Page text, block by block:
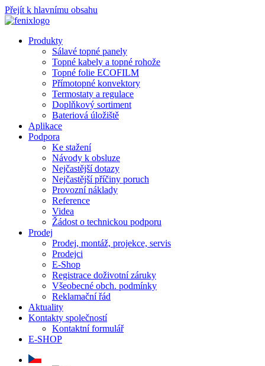
Přejít k hlavnímu obsahu
Produkty
Sálavé topné panely
Topné kabely a topné rohože
Topné folie ECOFILM
Přímotopné konvektory
Termostaty a regulace
Doplňkový sortiment
Bateriová úložiště
Aplikace
Podpora
Ke stažení
Návody k obsluze
Nejčastější dotazy
Nejčastější příčiny poruch
Provozní náklady
Reference
Videa
Žádost o technickou podporu
Prodej
Prodej, montáž, projekce, servis
Prodejci
E-Shop
Registrace doživotní záruky
Všeobecné obch. podmínky
Reklamační řád
Aktuality
Kontakty společností
Kontaktní formulář
E-SHOP